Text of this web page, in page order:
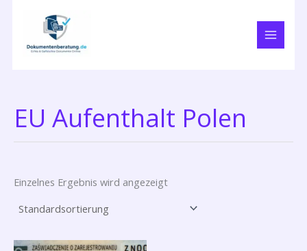
EU Aufenthalt Polen
Einzelnes Ergebnis wird angezeigt